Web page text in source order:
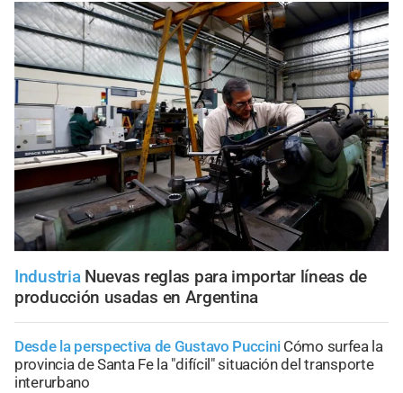
Industria Nuevas reglas para importar líneas de
producción usadas en Argentina
Desde la perspectiva de Gustavo Puccini Cómo surfea la
provincia de Santa Fe la "difícil" situación del transporte
interurbano